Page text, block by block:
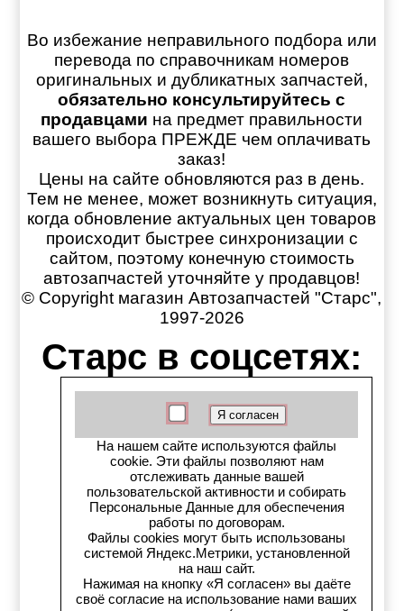
Во избежание неправильного подбора или
перевода по справочникам номеров
оригинальных и дубликатных запчастей,
обязательно консультируйтесь с
продавцами на предмет правильности
вашего выбора ПРЕЖДЕ чем оплачивать
заказ!
Цены на сайте обновляются раз в день.
Тем не менее, может возникнуть ситуация,
когда обновление актуальных цен товаров
происходит быстрее синхронизации с
сайтом, поэтому конечную стоимость
автозапчастей уточняйте у продавцов!
© Copyright магазин Автозапчастей "Старс",
1997-2026
Старс в соцсетях:
Старс вКонтакте
Старс в YouTube
Телеграм-канал
Старс на Drom.ru
Старс в auto.ru
Старс в картах Яндекс
На нашем сайте используются файлы
cookie. Эти файлы позволяют нам
отслеживать данные вашей
пользовательской активности и собирать
Персональные Данные для обеспечения
работы по договорам.
Файлы cookies могут быть использованы
системой Яндекс.Метрики, установленной
на наш сайт.
Нажимая на кнопку «Я согласен» вы даёте
своё согласие на использование нами ваших